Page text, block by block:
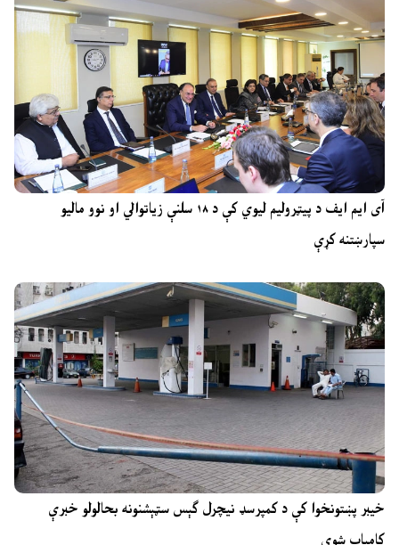
آی ایم ایف د پیټرولیم لیوي کې د ۱۸ سلنې زیاتوالي او نوو مالیو
سپارښتنه کړې
خیبر پښتونخوا کې د کمپرسډ نیچرل ګېس سټېشنونه بحالولو خبرې